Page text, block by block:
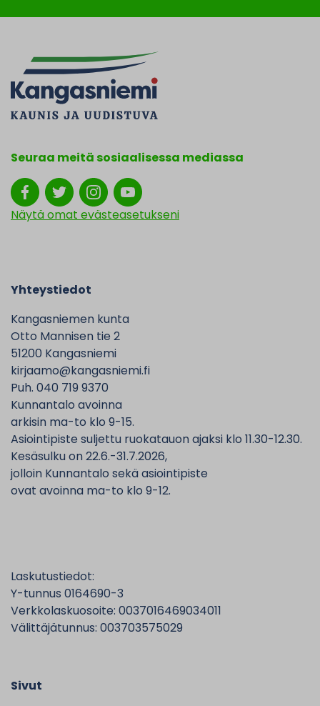
Seuraa meitä sosiaalisessa mediassa
Näytä omat evästeasetukseni
Yhteystiedot
Kangasniemen kunta
Otto Mannisen tie 2
51200 Kangasniemi
kirjaamo@kangasniemi.fi
Puh. 040 719 9370
Kunnantalo avoinna
arkisin ma-to klo 9-15.
Asiointipiste suljettu ruokatauon ajaksi klo 11.30-12.30.
Kesäsulku on 22.6.-31.7.2026,
jolloin Kunnantalo sekä asiointipiste
ovat avoinna ma-to klo 9-12.
Laskutustiedot:
Y-tunnus 0164690-3
Verkkolaskuosoite: 0037016469034011
Välittäjätunnus: 003703575029
Sivut